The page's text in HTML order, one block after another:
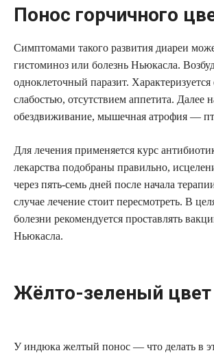
Понос горчичного
Симптомами такого развития диареи
гистоминоз или болезнь Ньюкасла.
одноклеточный паразит.
слабостью, отсутствием аппетита. Далее
обездвиживание, мышечная атрофия —
Для лечения применяется курс
лекарства подобраны правильно,
через пять-семь дней после начала
случае лечение стоит пересмотреть. В
болезни рекомендуется проставлять
Ньюкасла.
Жёлто-зеленый цвет
У индюка желтый понос — что делать в